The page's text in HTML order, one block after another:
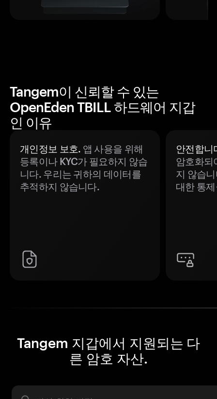
Tangem이 신뢰할 수 있는
OpenEden TBILL 하드웨어 지갑
인 이유
개인정보 보호. 앱 사용을 위해
등록이나 KYC가 필요하지 않습
니다. 우리는 귀하의 데이터를
추적하지 않습니다.
안전합니
암호화되
지 않습
대한 통
Tangem 지갑에서 지원되는 다
른 암호 자산.